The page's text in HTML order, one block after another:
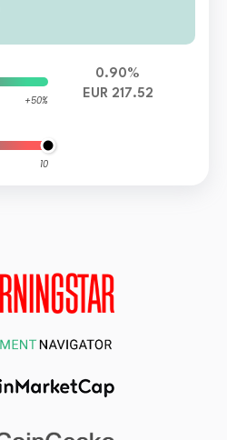
+50%
10
0.90%
EUR 217.52